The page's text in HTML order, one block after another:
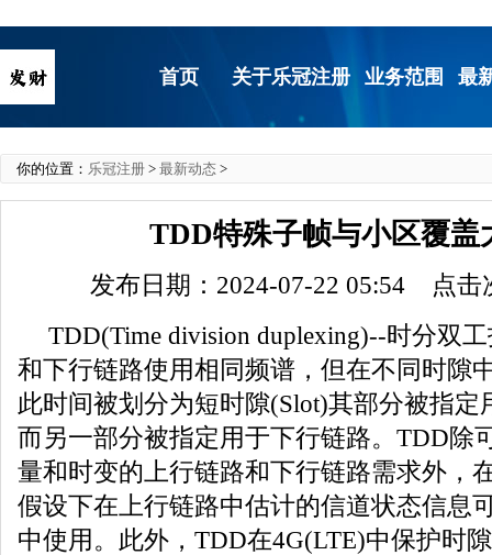
首页 关于乐冠注册 业务范围 最
你的位置： 乐冠注册 > 最新动态 >
TDD特殊子帧与小区覆盖
发布日期：2024-07-22 05:54 点击
TDD(Time division duplexing)--时分双
和下行链路使用相同频谱，但在不同时隙
此时间被划分为短时隙(Slot)其部分被指定
而另一部分被指定用于下行链路。TDD除
量和时变的上行链路和下行链路需求外，
假设下在上行链路中估计的信道状态信息
中使用。此外，TDD在4G(LTE)中保护时